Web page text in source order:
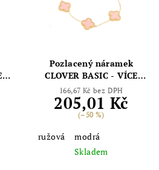
Pozlacený náramek
CLOVER BASIC - VÍCE
FARIEB
166,67 Kč bez DPH
205,01 Kč
(–50 %)
ružová
modrá
Skladem